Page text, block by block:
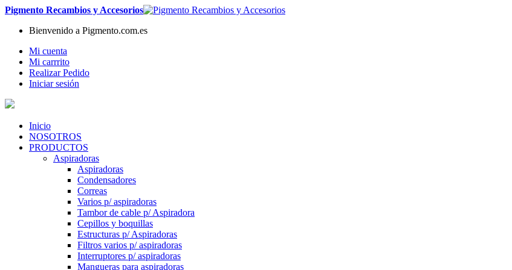
Pigmento Recambios y Accesorios
Bienvenido a Pigmento.com.es
Mi cuenta
Mi carrrito
Realizar Pedido
Iniciar sesión
Inicio
NOSOTROS
PRODUCTOS
Aspiradoras
Aspiradoras
Condensadores
Correas
Varios p/ aspiradoras
Tambor de cable p/ Aspiradora
Cepillos y boquillas
Estructuras p/ Aspiradoras
Filtros varios p/ aspiradoras
Interruptores p/ aspiradoras
Mangueras para aspiradoras